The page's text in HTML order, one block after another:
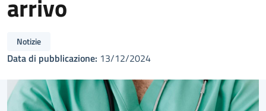
arrivo
Notizie
Data di pubblicazione: 13/12/2024